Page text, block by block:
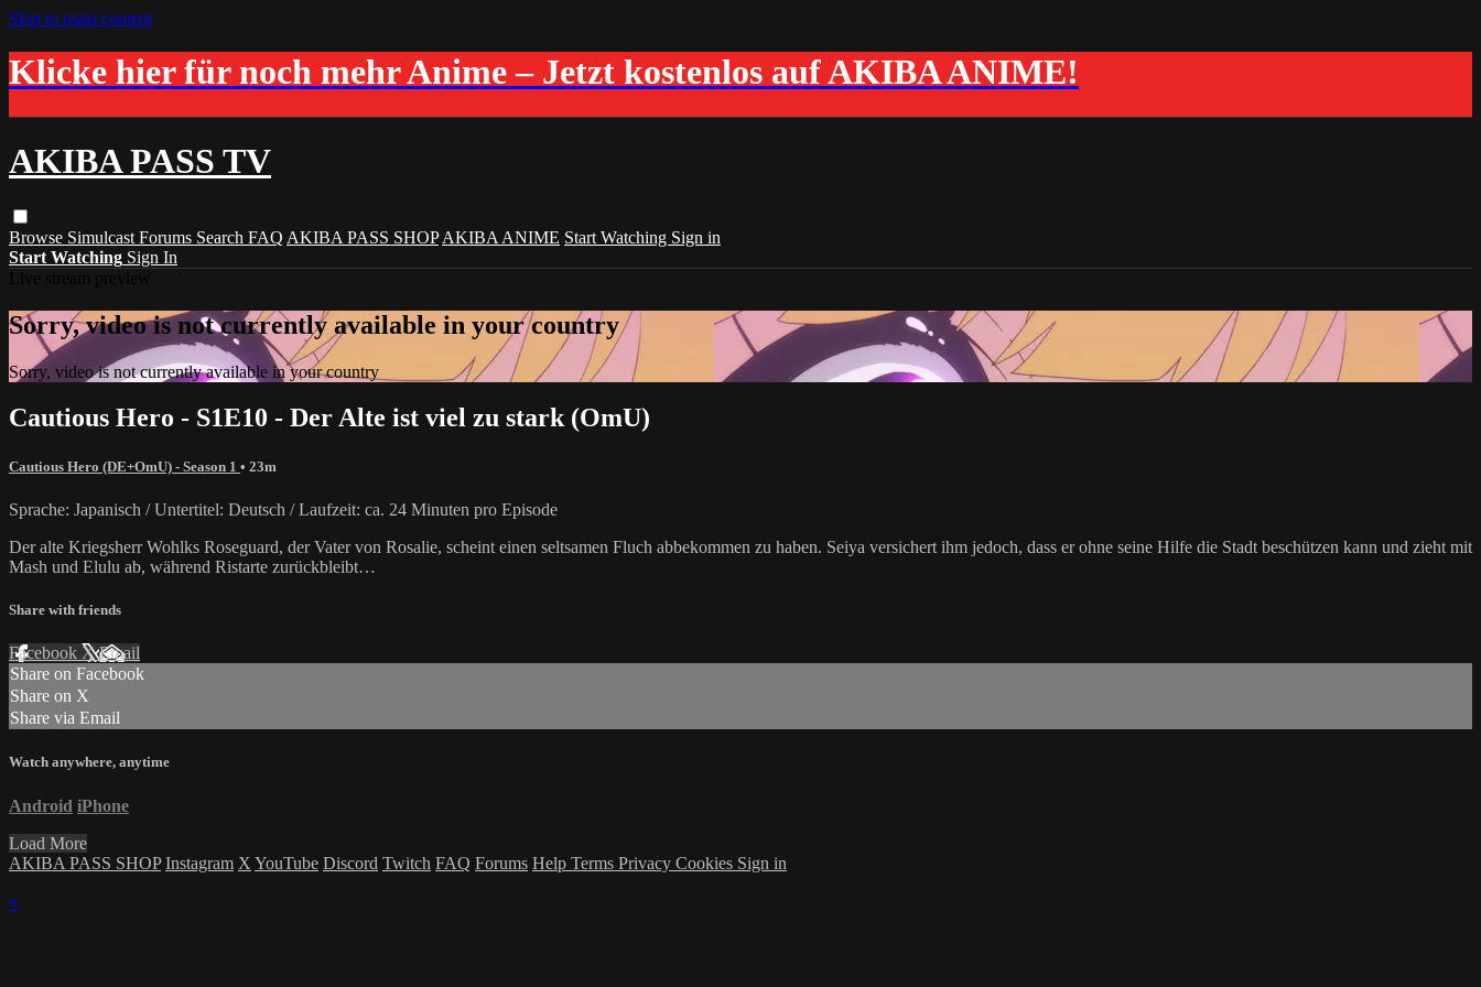
Skip to main content
Klicke hier für noch mehr Anime – Jetzt kostenlos auf AKIBA ANIME!
AKIBA PASS TV
Browse Simulcast Forums Search FAQ AKIBA PASS SHOP AKIBA ANIME Start Watching Sign in
Start Watching Sign In
Sorry, video is not currently available in your country
Sorry, video is not currently available in your country
Cautious Hero - S1E10 - Der Alte ist viel zu stark (OmU)
Cautious Hero (DE+OmU) - Season 1 • 23m
Sprache: Japanisch / Untertitel: Deutsch / Laufzeit: ca. 24 Minuten pro Episode
Der alte Kriegsherr Wohlks Roseguard, der Vater von Rosalie, scheint einen seltsamen Fluch abbekommen zu haben. Seiya versichert ihm jedoch, dass er ohne seine Hilfe die Stadt beschützen kann und zieht mit
Mash und Elulu ab, während Ristarte zurückbleibt…
Share with friends
Facebook XEmail
Share on Facebook
Share on X
Share via Email
Watch anywhere, anytime
Android iPhone
Load More
AKIBA PASS SHOP Instagram X YouTube Discord Twitch FAQ Forums Help Terms Privacy Cookies Sign in
×